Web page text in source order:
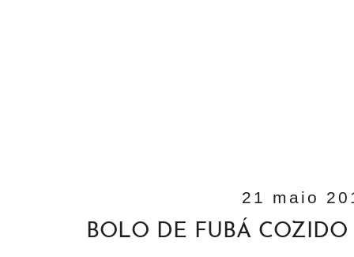
21 maio
BOLO DE FUBÁ